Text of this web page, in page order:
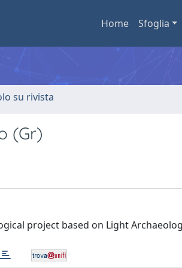
Home Sfoglia
su rivista
(Gr)
project based on Light